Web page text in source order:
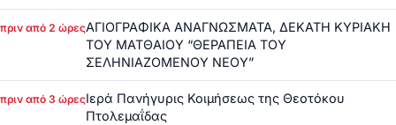
πριν από 2 ώρεςΑΓΙΟΓΡΑΦΙΚΑ ΑΝΑΓΝΩΣΜΑΤΑ, ΔΕΚΑΤΗ ΚΥΡΙΑΚΗ
ΤΟΥ ΜΑΤΘΑΙΟΥ “ΘΕΡΑΠΕΙΑ ΤΟΥ
ΣΕΛΗΝΙΑΖΟΜΕΝΟΥ ΝΕΟΥ”
πριν από 3 ώρεςΙερά Πανήγυρις Κοιμήσεως της Θεοτόκου
Πτολεμαΐδας